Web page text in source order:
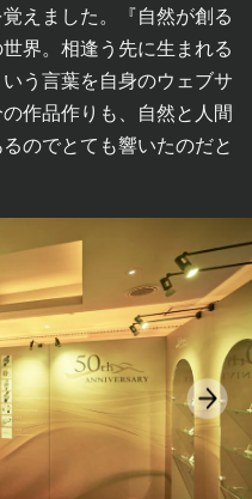
えました。『自然が創る
界。相逢う先に生まれる
う言葉を自身のウェブサ
作品作りも、自然と人間
のでとても響いたのだと